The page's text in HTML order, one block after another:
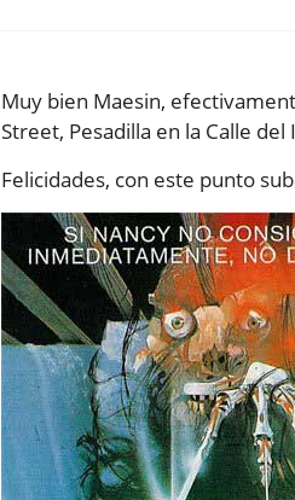
Muy bien Maesin,
Street, Pesadilla en la Calle
Felicidades, con este punto